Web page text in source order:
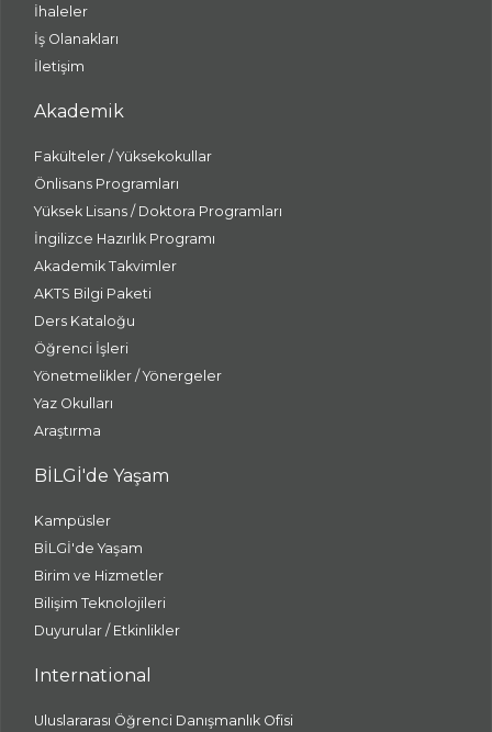
İhaleler
İş Olanakları
İletişim
Akademik
Fakülteler / Yüksekokullar
Önlisans Programları
Yüksek Lisans / Doktora Programları
İngilizce Hazırlık Programı
Akademik Takvimler
AKTS Bilgi Paketi
Ders Kataloğu
Öğrenci İşleri
Yönetmelikler / Yönergeler
Yaz Okulları
Araştırma
BİLGİ'de Yaşam
Kampüsler
BİLGİ'de Yaşam
Birim ve Hizmetler
Bilişim Teknolojileri
Duyurular / Etkinlikler
International
Uluslararası Öğrenci Danışmanlık Ofisi